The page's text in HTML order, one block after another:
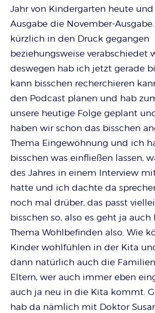
Jahr von Kindergarten heute
Ausgabe die November-
kürzlich in den Druck gegangen
beziehungsweise verabschiedet
deswegen hab ich jetzt gerade
kann bisschen recherchieren
den Podcast planen und hab
unsere heutige Folge geplant
haben wir schon das bisschen
Thema Eingewöhnung und ich
bisschen was einfließen lassen,
des Jahres in einem Interview
hatte und ich dachte da
noch mal drüber, das passt
bisschen so, also es geht ja auch
Thema Wohlbefinden also. Wie
Kinder wohlfühlen in der Kita
dann natürlich auch die
Eltern, wer auch immer eben
auch ja neu in die Kita kommt.
hab da nämlich mit Doktor